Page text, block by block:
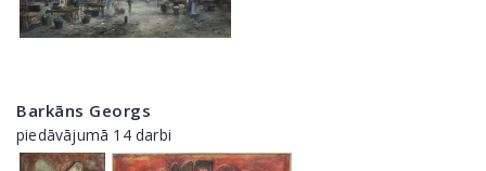
Barkāns Georgs
piedāvājumā 14 darbi